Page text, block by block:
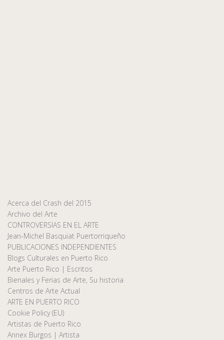
Acerca del Crash del 2015
Archivo del Arte
CONTROVERSIAS EN EL ARTE
Jean-Michel Basquiat Puertorriqueño
PUBLICACIONES INDEPENDIENTES
Blogs Culturales en Puerto Rico
Arte Puerto Rico | Escritos
Bienales y Ferias de Arte, Su historia
Centros de Arte Actual
ARTE EN PUERTO RICO
Cookie Policy (EU)
Artistas de Puerto Rico
Annex Burgos | Artista